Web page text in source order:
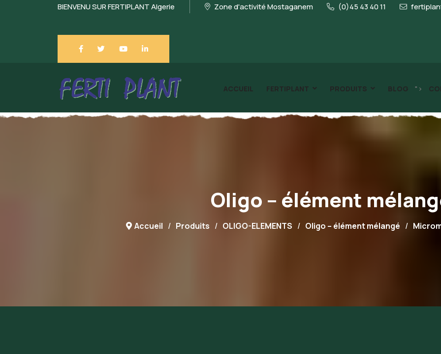
BIENVENU SUR FERTIPLANT Algerie Zone d'activité Mostaganem (0)45 43 40 11
ACCUEIL FERTIPLANT PRODUITS BLOG ">
Oligo – élément
Accueil Produits OLIGO-ELEMENTS Oligo – élément mélangé